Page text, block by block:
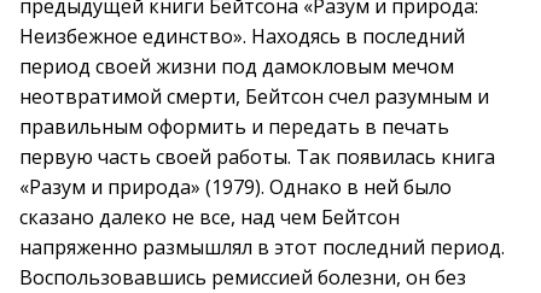
предыдущей книги Бейтсона «Разум и природа:
Неизбежное единство». Находясь в последний
период своей жизни под дамокловым мечом
неотвратимой смерти, Бейтсон счел разумным и
правильным оформить и передать в печать
первую часть своей работы. Так появилась книга
«Разум и природа» (1979). Однако в ней было
сказано далеко не все, над чем Бейтсон
напряженно размышлял в этот последний период.
Воспользовавшись ремиссией болезни, он без